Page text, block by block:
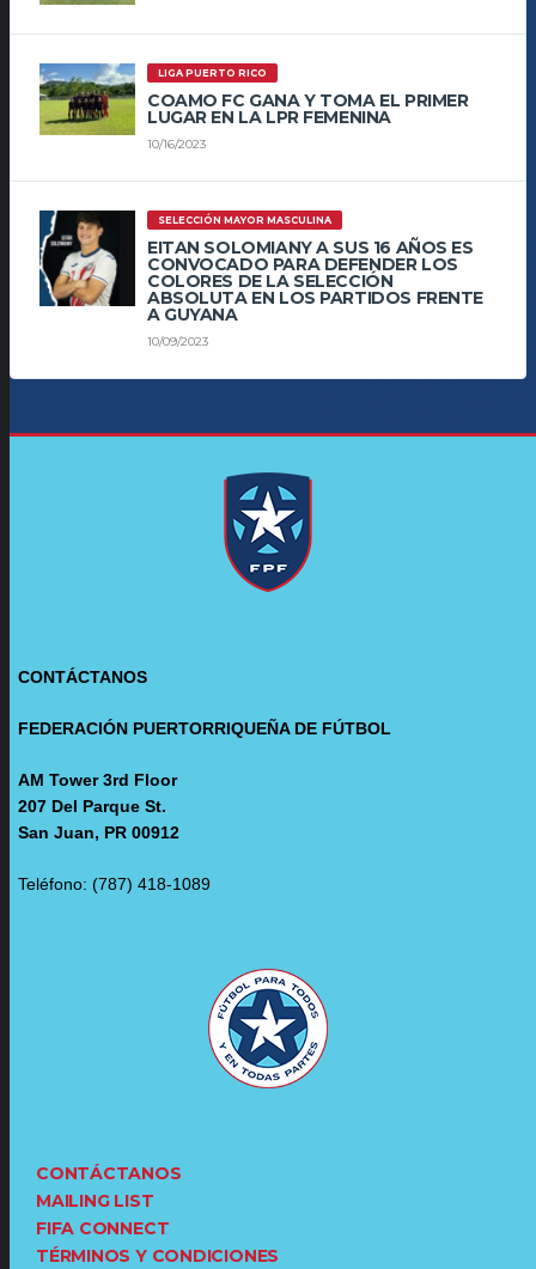
LIGA PUERTO RICO
COAMO FC GANA Y TOMA EL PRIMER
LUGAR EN LA LPR FEMENINA
10/16/2023
SELECCIÓN MAYOR MASCULINA
EITAN SOLOMIANY A SUS 16 AÑOS ES
CONVOCADO PARA DEFENDER LOS
COLORES DE LA SELECCIÓN
ABSOLUTA EN LOS PARTIDOS FRENTE
A GUYANA
10/09/2023
CONTÁCTANOS
FEDERACIÓN PUERTORRIQUEÑA DE FÚTBOL
AM Tower 3rd Floor
207 Del Parque St.
San Juan, PR 00912
Teléfono: (787) 418-1089
CONTÁCTANOS
MAILING LIST
FIFA CONNECT
TÉRMINOS Y CONDICIONES